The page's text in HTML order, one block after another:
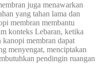
juga menawarkan
yang tahan lama dan
membran membantu
konteks Lebaran, ketika
membran dapat
menyengat, menciptakan
pendingin ruangan